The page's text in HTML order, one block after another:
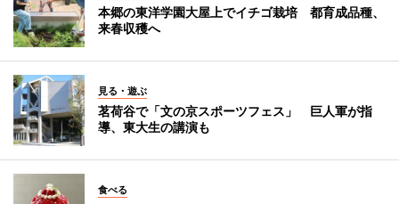
本郷の東洋学園大屋上でイチゴ栽培 都育成品種、
来春収穫へ
見る・遊ぶ
茗荷谷で「文の京スポーツフェス」 巨人軍が指
導、東大生の講演も
食べる